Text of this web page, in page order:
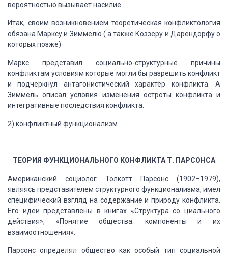
вероятностью вызывает насилие.
Итак, своим возникновением теоретическая конфликтология
обязана Марксу и Зиммелю ( а также Коззеру и Дарендорфу о
которых позже)
Маркс представил социально-структурные причины
конфликтам условиям которые могли бы разрешить конфликт
и подчеркнул антагонистический характер конфликта. А
Зиммель описал условия изменения остроты конфликта и
интегративные последствия конфликта.
2) конфликтный функционализм
ТЕОРИЯ ФУНКЦИОНАЛЬНОГО КОНФЛИКТА Т. ПАРСОНСА
Американский социолог Толкотт Парсонс (1902–1979),
являясь представителем структурного функционализма, имел
специфический взгляд на содержание и природу конфликта.
Его идеи представлены в книгах «Структура со циального
действия», «Понятие общества: компоненты и их
взаимоотношения».
Парсонс определял общество как особый тип социальной